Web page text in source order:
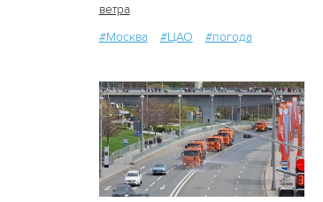
ветра
#Москва
#ЦАО #погода